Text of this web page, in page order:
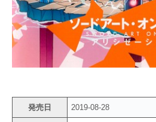
発売日 2019-08-28